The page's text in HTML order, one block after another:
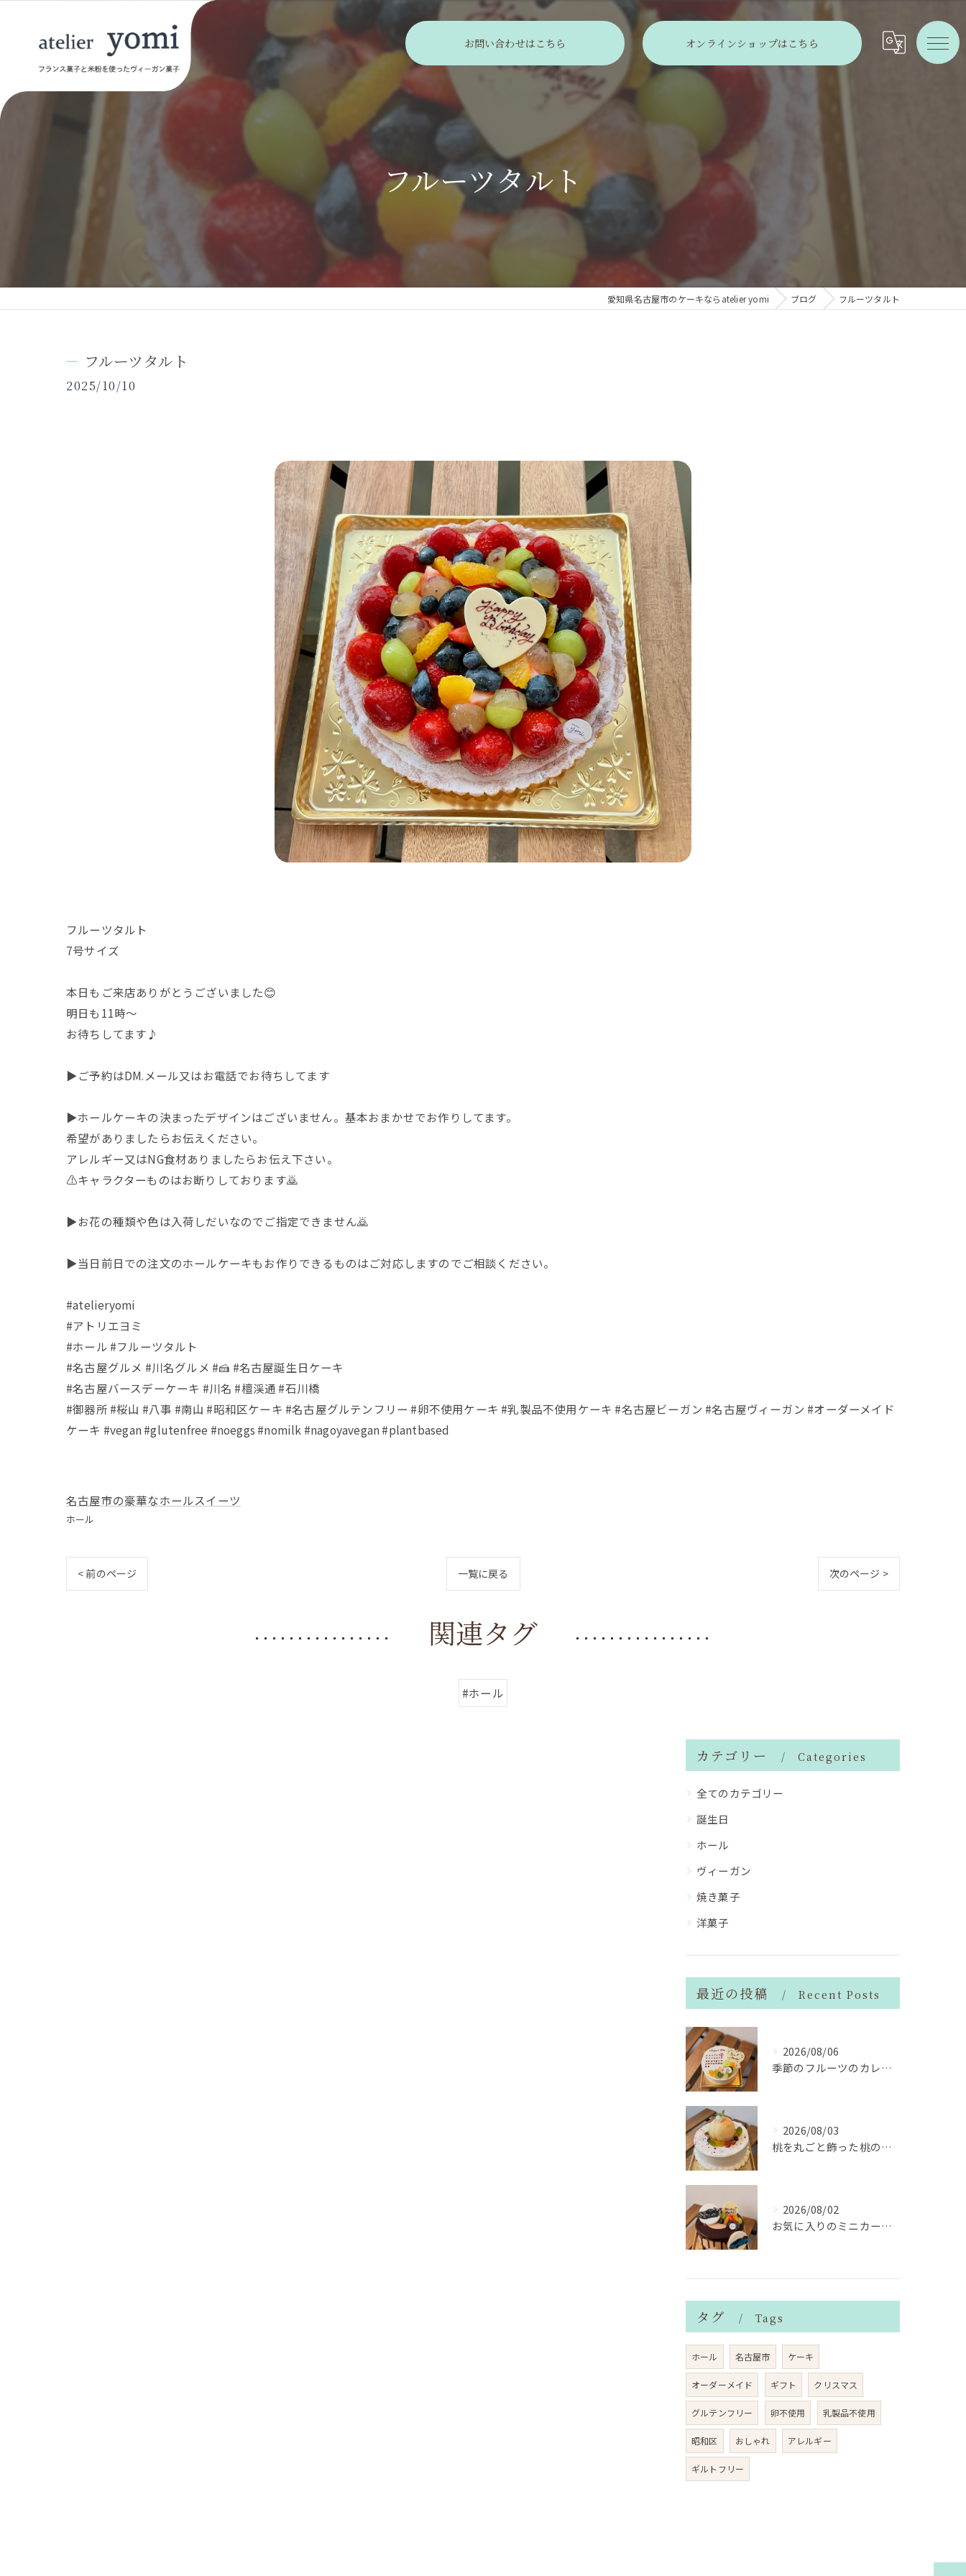
お問い合わせはこちら オンラインショップはこちら
フルーツタルト
愛知県名古屋市のケーキならatelier yomi ブログ フルーツタルト
フルーツタルト
2025/10/10
フルーツタルト
7号サイズ
本日もご来店ありがとうございました😊
明日も11時〜
お待ちしてます♪
▶︎ご予約はDM.メール又はお電話でお待ちしてます
▶︎ホールケーキの決まったデザインはございません。基本おまかせでお作りしてます。
希望がありましたらお伝えください。
アレルギー又はNG食材ありましたらお伝え下さい。
⚠️キャラクターものはお断りしております🙇
▶︎お花の種類や色は入荷しだいなのでご指定できません🙇
▶︎当日前日での注文のホールケーキもお作りできるものはご対応しますのでご相談ください。
#atelieryomi
#アトリエヨミ
#ホール #フルーツタルト
#名古屋グルメ #川名グルメ #🍰 #名古屋誕生日ケーキ
#名古屋バースデーケーキ #川名 #檀渓通 #石川橋
#御器所 #桜山 #八事 #南山 #昭和区ケーキ #名古屋グルテンフリー #卵不使用ケーキ #乳製品不使用ケーキ #名古屋ビーガン #名古屋ヴィーガン #オーダーメイド
ケーキ #vegan #glutenfree #noeggs #nomilk #nagoyavegan #plantbased
名古屋市の豪華なホールスイーツ
ホール
< 前のページ 一覧に戻る 次のページ >
関連タグ
#ホール
カテゴリー Categories
全てのカテゴリー
誕生日
ホール
ヴィーガン
焼き菓子
洋菓子
最近の投稿 Recent Posts
2026/08/06
季節のフルーツのカレンダーケーキ
2026/08/03
桃を丸ごと飾った桃のホールケーキ（サンドも桃）
2026/08/02
お気に入りのミニカーのアイシングクッキーを飾ったデコレーショ...
タグ Tags
ホール 名古屋市 ケーキ
オーダーメイド ギフト クリスマス
グルテンフリー 卵不使用 乳製品不使用
昭和区 おしゃれ アレルギー
ギルトフリー